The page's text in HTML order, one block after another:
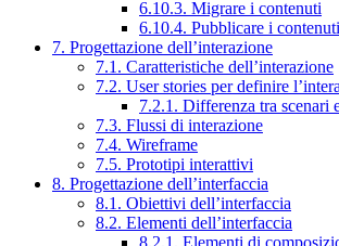
6.10.3. Migrare i contenuti
6.10.4. Pubblicare i contenuti
7. Progettazione dell’interazione
7.1. Caratteristiche dell’interazione
7.2. User stories per definire
7.2.1. Differenza tra scenari
7.3. Flussi di interazione
7.4. Wireframe
7.5. Prototipi interattivi
8. Progettazione dell’interfaccia
8.1. Obiettivi dell’interfaccia
8.2. Elementi dell’interfaccia
8.2.1. Elementi di